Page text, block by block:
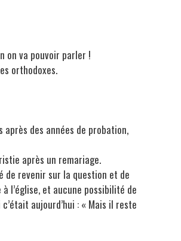
on va pouvoir parler !
orthodoxes.
des années de probation,
après un remariage.
de revenir sur la question et de
l’église, et aucune possibilité de
aujourd’hui : « Mais il reste